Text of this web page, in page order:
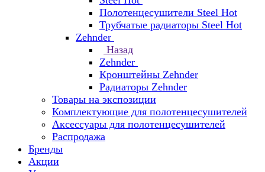
Полотенцесушители Steel Hot
Трубчатые радиаторы Steel Hot
Zehnder
Назад
Zehnder
Кронштейны Zehnder
Радиаторы Zehnder
Товары на экспозиции
Комплектующие для полотенцесушителей
Аксессуары для полотенцесушителей
Распродажа
Бренды
Акции